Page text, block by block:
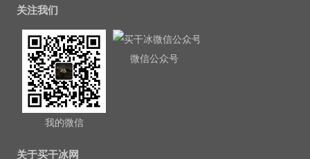
关注我们
我的微信
微信公众号
关于买干冰网